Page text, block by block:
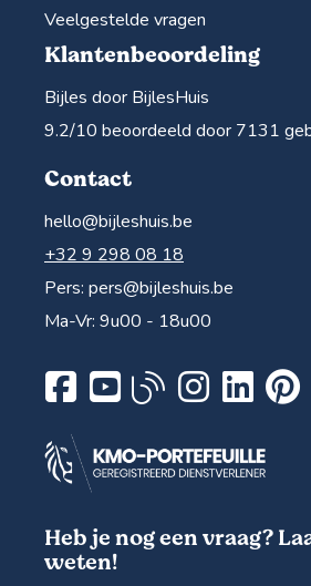
Veelgestelde vragen
Klantenbeoordeling
Bijles door BijlesHuis
9.2/10 beoordeeld door 7131
Contact
hello@bijleshuis.be
+32 9 298 08 18
Pers: pers@bijleshuis.be
Ma-Vr: 9u00 - 18u00
Heb je nog een vraag?
weten!